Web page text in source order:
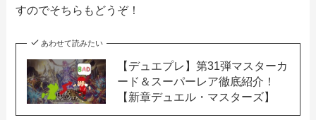
すのでそちらもどうぞ！
あわせて読みたい
【デュエプレ】第31弾マスターカ
ード＆スーパーレア徹底紹介！
【新章デュエル・マスターズ】